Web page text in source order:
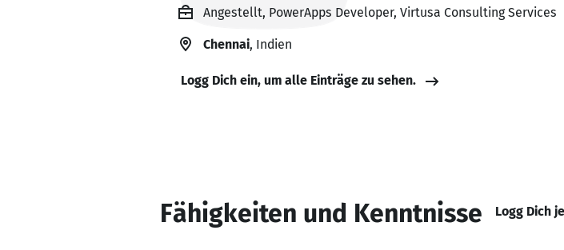
Angestellt, PowerApps Developer, Virtusa Consulting Services
Chennai, Indien
Logg Dich ein, um alle Einträge zu sehen.
Fähigkeiten und Kenntnisse Logg Dich